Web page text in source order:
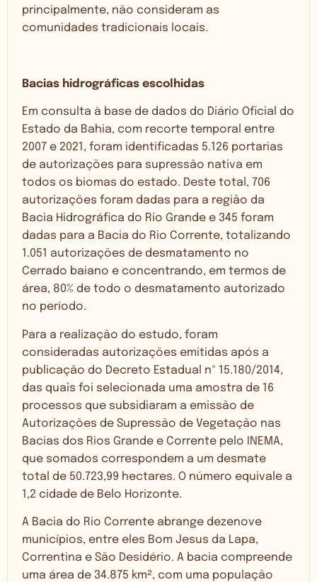
principalmente, não consideram as
comunidades tradicionais locais.
Bacias hidrográficas escolhidas
Em consulta à base de dados do Diário Oficial do
Estado da Bahia, com recorte temporal entre
2007 e 2021, foram identificadas 5.126 portarias
de autorizações para supressão nativa em
todos os biomas do estado. Deste total, 706
autorizações foram dadas para a região da
Bacia Hidrográfica do Rio Grande e 345 foram
dadas para a Bacia do Rio Corrente, totalizando
1.051 autorizações de desmatamento no
Cerrado baiano e concentrando, em termos de
área, 80% de todo o desmatamento autorizado
no período.
Para a realização do estudo, foram
consideradas autorizações emitidas após a
publicação do Decreto Estadual nº 15.180/2014,
das quais foi selecionada uma amostra de 16
processos que subsidiaram a emissão de
Autorizações de Supressão de Vegetação nas
Bacias dos Rios Grande e Corrente pelo INEMA,
que somados correspondem a um desmate
total de 50.723,99 hectares. O número equivale a
1,2 cidade de Belo Horizonte.
A Bacia do Rio Corrente abrange dezenove
municípios, entre eles Bom Jesus da Lapa,
Correntina e São Desidério. A bacia compreende
uma área de 34.875 km², com uma população